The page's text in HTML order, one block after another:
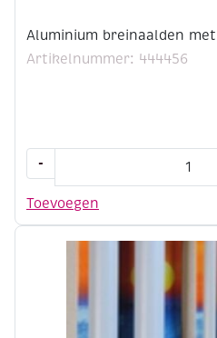
Aluminium breinaalden
Artikelnummer: 444456
Toevoegen
-
breinaalden
met